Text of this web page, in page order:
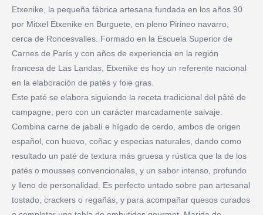
Etxenike, la pequeña fábrica artesana fundada en los años 90
por Mitxel Etxenike en Burguete, en pleno Pirineo navarro,
cerca de Roncesvalles. Formado en la Escuela Superior de
Carnes de París y con años de experiencia en la región
francesa de Las Landas, Etxenike es hoy un referente nacional
en la elaboración de patés y foie gras.
Este paté se elabora siguiendo la receta tradicional del pâté de
campagne, pero con un carácter marcadamente salvaje.
Combina carne de jabalí e hígado de cerdo, ambos de origen
español, con huevo, coñac y especias naturales, dando como
resultado un paté de textura más gruesa y rústica que la de los
patés o mousses convencionales, y un sabor intenso, profundo
y lleno de personalidad. Es perfecto untado sobre pan artesanal
tostado, crackers o regañás, y para acompañar quesos curados